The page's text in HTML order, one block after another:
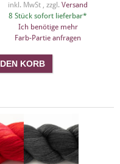
inkl. MwSt , zzgl. Versand
8 Stück sofort lieferbar*
Ich benötige mehr
Farb-Partie anfragen